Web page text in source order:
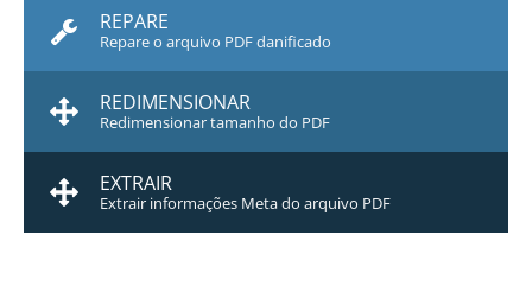
REPARE
Repare o arquivo PDF danificado
REDIMENSIONAR
Redimensionar tamanho do PDF
EXTRAIR
Extrair informações Meta do arquivo PDF